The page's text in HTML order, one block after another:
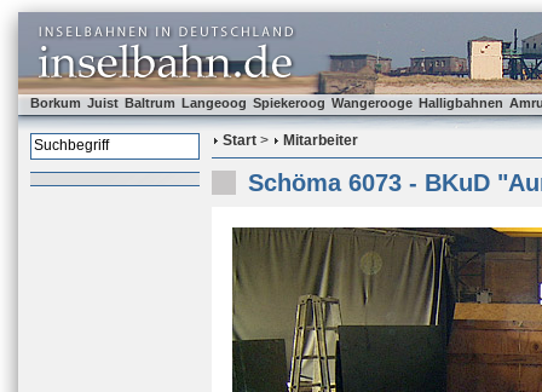
Borkum Juist Baltrum Langeoog Spiekeroog Wangerooge Halligbahnen
Start > Mitarbeiter
Schöma 6073 - BKuD